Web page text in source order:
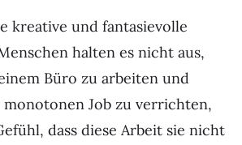
kreative und fantasievolle
halten es nicht aus,
Büro zu arbeiten und
monotonen Job zu verrichten,
dass diese Arbeit sie nicht